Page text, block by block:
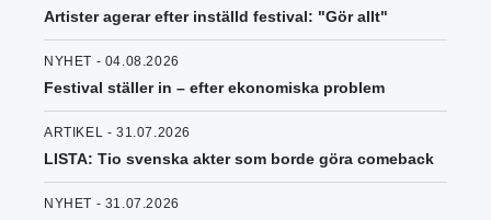
Artister agerar efter inställd festival: "Gör allt"
NYHET - 04.08.2026
Festival ställer in – efter ekonomiska problem
ARTIKEL - 31.07.2026
LISTA: Tio svenska akter som borde göra comeback
NYHET - 31.07.2026